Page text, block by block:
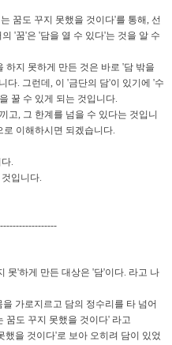
꿈도 꾸지 못했을 것이다'를 통해, 선
'꿈'은 '담을 열 수 있다'는 것을 알 수
하지 못하게 만든 것은 바로 '담 밖을
다. 그런데, 이 '금단의 담'이 있기에 '수
꿀 수 있게 되는 것입니다.
고, 그 한계를 넘을 수 있다는 것입니
이해하시면 되겠습니다.
.
입니다.
못'하게 만든 대상은 '담'이다. 라고 나
가로지르고 담의 정수리를 타 넘어
꿈도 꾸지 못했을 것이다' 라고
했을 것이다'로 보아 오히려 담이 있었